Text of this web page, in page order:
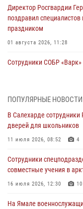
Директор Росгвардии
поздравил
праздником
01 августа 2026, 11:28
Сотрудники СОБР
Офицеры спецназа
29 июля 2026, 10:42
В Уральском округе
29 июля 2026, 10:39
Сотрудники СОБР «Варк»
ПОПУЛЯРНЫЕ НОВОСТИ
В Салехарде
дверей для школьников
11 июля 2026, 08:52 4
Сотрудники
совместные учения в
16 июля 2026, 12:30 10
На Ямале